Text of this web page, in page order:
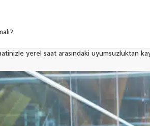
yerel saat arasındaki uyumsuzluktan